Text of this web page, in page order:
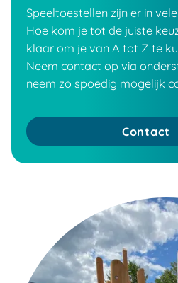
Speeltoestellen zijn er in
Hoe kom je tot de juiste
klaar om je van A tot Z te
Neem contact op via
neem zo spoedig mogelijk
Contact